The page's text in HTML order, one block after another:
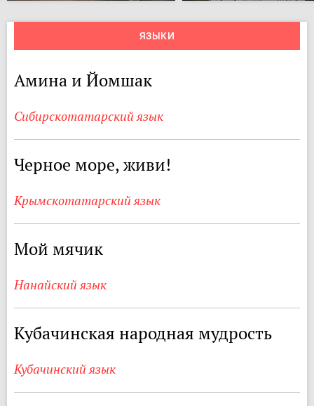
ЯЗЫКИ
Амина и Йомшак
Сибирскотатарский язык
Черное море, живи!
Крымскотатарский язык
Мой мячик
Нанайский язык
Кубачинская народная мудрость
Кубачинский язык